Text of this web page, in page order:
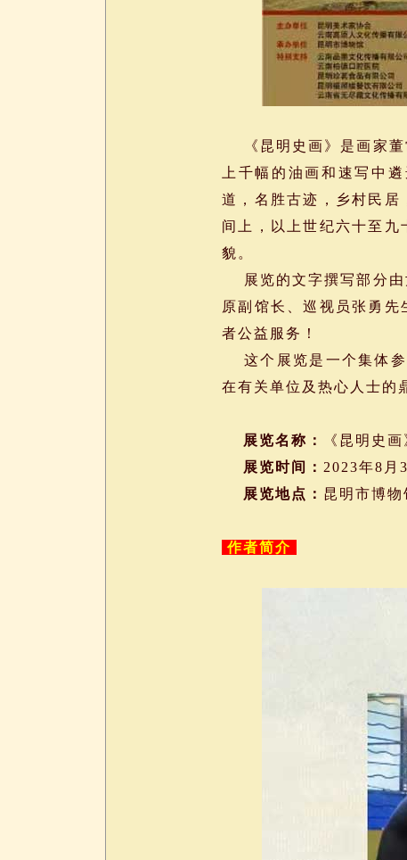
《昆明史画》是画家董
上千幅的油画和速写中
道，名胜古迹，乡村民居
间上，以上世纪六十至
貌。
展览的文字撰写部分由
原副馆长、巡视员张勇
者公益服务！
这个展览是一个集体参
在有关单位及热心人士的
展览名称：
《昆明史
展览时间： 2023年8月
展览地点： 昆明市博物
作者简介